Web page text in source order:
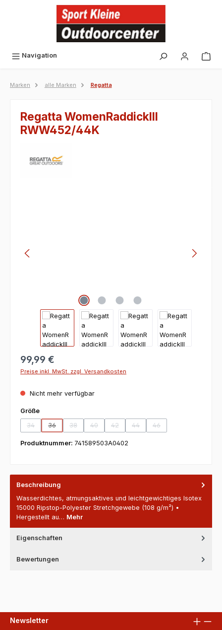
Navigation
Marken alle Marken Regatta
Regatta WomenRaddickIII
RWW452/44K
99,99 €
Preise inkl. MwSt. zzgl. Versandkosten
Nicht mehr verfügbar
Größeauswählen
34
(Diese Option ist zurzeit nicht verfügbar.)
36
(Diese Option ist zurzeit nicht verfügbar.)
38
(Diese Option ist zurzeit nicht verfügbar.)
40
(Diese Option ist zurzeit nicht verfügbar.)
42
(Diese Option ist zurzeit nicht
44
(Diese Option ist zurzeit nicht
46
(Diese Option ist
Produktnummer: 741589503A0402
Beschreibung
Wasserdichtes, atmungsaktives und leichtgewichtiges Isotex
15000 Ripstop-Polyester Stretchgewebe (108 g/m²) •
Hergestellt au… Mehr
Eigenschaften
Bewertungen
Newsletter